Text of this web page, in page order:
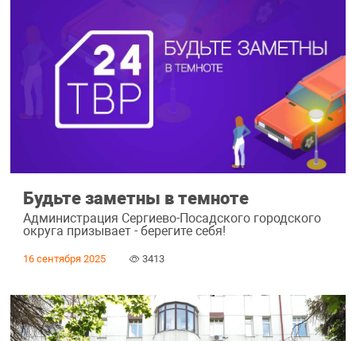
Будьте заметны в темноте
Администрация Сергиево-Посадского городского
округа призывает - берегите себя!
16 сентября 2025 3413